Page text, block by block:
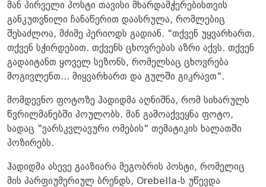
მან პირველი პოსტი თავისი მხარდამჭერებისთვის
განკუთვნილი ჩანაწერით დაასრულა, რომლებიც
შესაძლოა, მძიმე პერიოდს გადიან. "თქვენ უყვარხართ.
თქვენ სჭირდებით. თქვენს ცხოვრებას აზრი აქვს. თქვენ
გადაიტანთ ყოველ სეზონს, რომელსაც ცხოვრება
მოგივლენთ... მიყვარხართ და გულში გიკრავთ".
მომდევნო ფოტოზე ჰადიდმა აღნიშნა, რომ სიხარულს
წვრილმანებში პოულობს. მან გამოაქვეყნა ფოტო,
სადაც "ვარსკვლავური ომების" თემატიკის ხალათში
პოზირებს.
ჰადიდმა ასევე გააზიარა მეგობრის პოსტი, რომელიც
მის პარფიუმერიულ ბრენდს, Orebella-ს უწევდა